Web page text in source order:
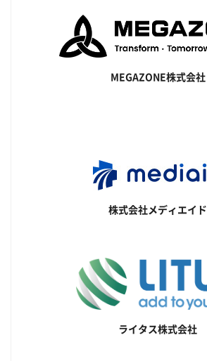
MEGAZONE株式会社
株式会社メディエイド
ライタス株式会社